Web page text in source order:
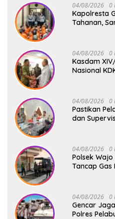
04/08/2026 0
Kapolresta
Tahanan,
04/08/2026 0
Kasdam
Nasional
04/08/2026 0
Pastikan
dan
04/08/2026 0
Polsek
Tancap Gas
04/08/2026 0
Gencar
Polres